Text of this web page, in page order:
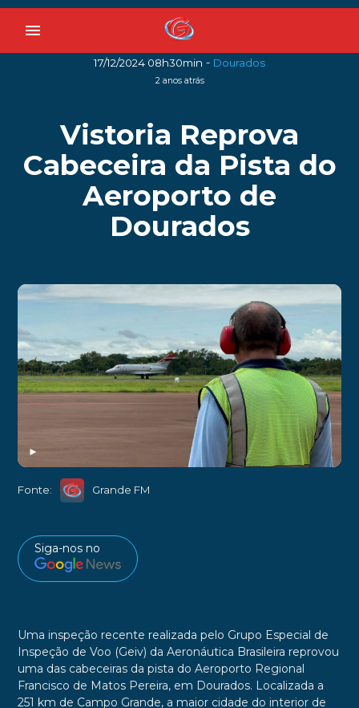
menu
17/12/2024 08h30min - Dourados
2 anos atrás
Vistoria Reprova
Cabeceira da Pista do
Aeroporto de
Dourados
►
Fonte: Grande FM
Siga-nos no
Uma inspeção recente realizada pelo Grupo Especial de
Inspeção de Voo (Geiv) da Aeronáutica Brasileira reprovou
uma das cabeceiras da pista do Aeroporto Regional
Francisco de Matos Pereira, em Dourados. Localizada a
251 km de Campo Grande, a maior cidade do interior de